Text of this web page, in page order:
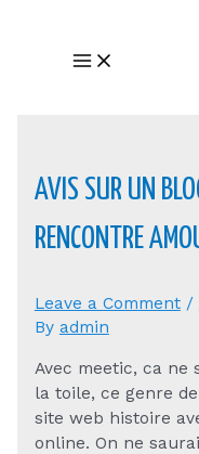
Main
Menu
AVIS SUR UN
RENCONTRE
Leave a Comment /
By admin
Avec meetic, ca ne
la toile, ce genre
site web histoire
online. On ne